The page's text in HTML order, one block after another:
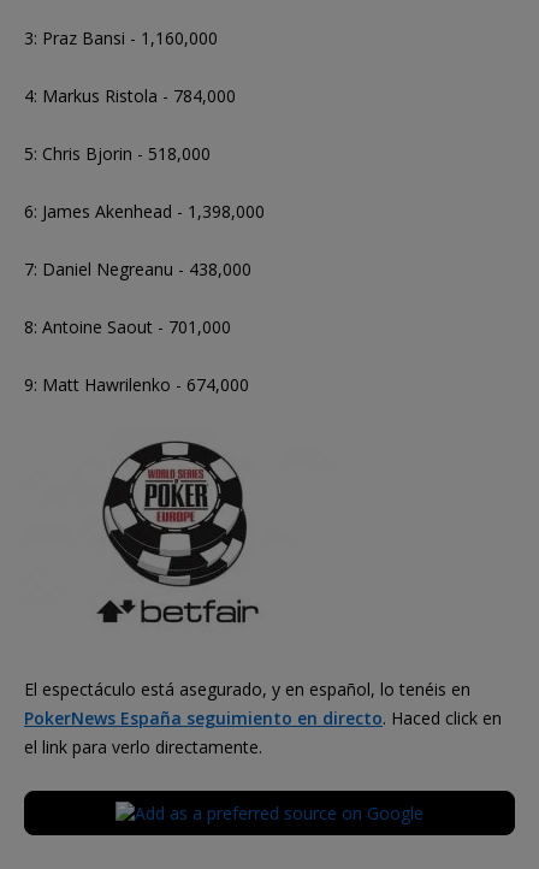
3: Praz Bansi - 1,160,000
4: Markus Ristola - 784,000
5: Chris Bjorin - 518,000
6: James Akenhead - 1,398,000
7: Daniel Negreanu - 438,000
8: Antoine Saout - 701,000
9: Matt Hawrilenko - 674,000
El espectáculo está asegurado, y en español, lo tenéis en
PokerNews España seguimiento en directo. Haced click en
el link para verlo directamente.